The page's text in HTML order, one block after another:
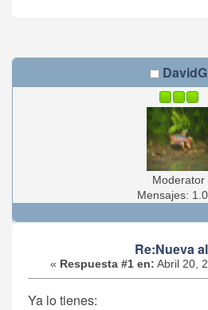
DavidG
Moderator
Mensajes:
Re:Nueva
« Respuesta #1 en: Abril 20,
Ya lo tienes: